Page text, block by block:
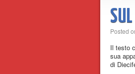
Posted
Il testo
sua
di